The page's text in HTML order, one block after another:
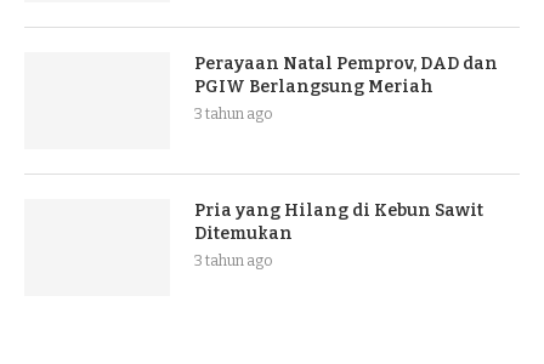
Perayaan Natal Pemprov, DAD dan
PGIW Berlangsung Meriah
3 tahun ago
Pria yang Hilang di Kebun Sawit
Ditemukan
3 tahun ago